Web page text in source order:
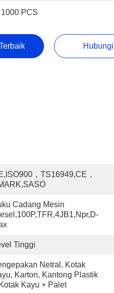
1000 PCS
，TS16949,CE，
Cadang Mesin
Tinggi
Netral, Kotak
Karton, Kantong Plastik
Kayu + Palet